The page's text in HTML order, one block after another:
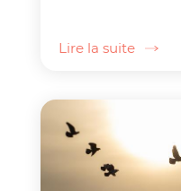
Lire la suite